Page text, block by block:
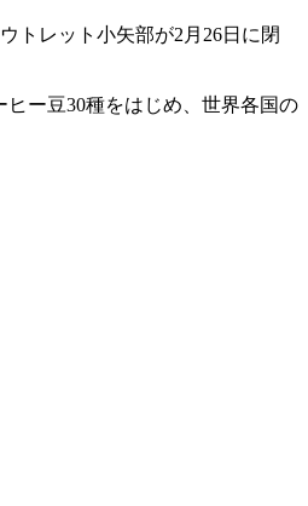
トレット小矢部が2月26日に閉
ヒー豆30種をはじめ、世界各国の